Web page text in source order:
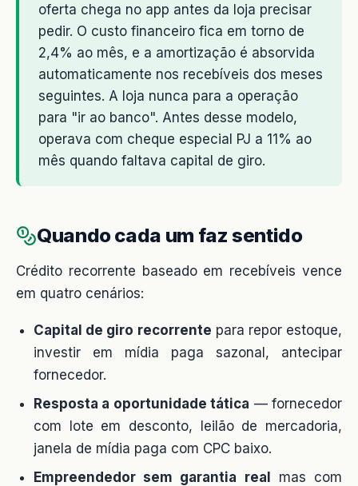
oferta chega no app antes da loja precisar
pedir. O custo financeiro fica em torno de
2,4% ao mês, e a amortização é absorvida
automaticamente nos recebíveis dos meses
seguintes. A loja nunca para a operação
para "ir ao banco". Antes desse modelo,
operava com cheque especial PJ a 11% ao
mês quando faltava capital de giro.
Quando cada um faz sentido
Crédito recorrente baseado em recebíveis vence
em quatro cenários:
Capital de giro recorrente para repor estoque,
investir em mídia paga sazonal, antecipar
fornecedor.
Resposta a oportunidade tática — fornecedor
com lote em desconto, leilão de mercadoria,
janela de mídia paga com CPC baixo.
Empreendedor sem garantia real mas com